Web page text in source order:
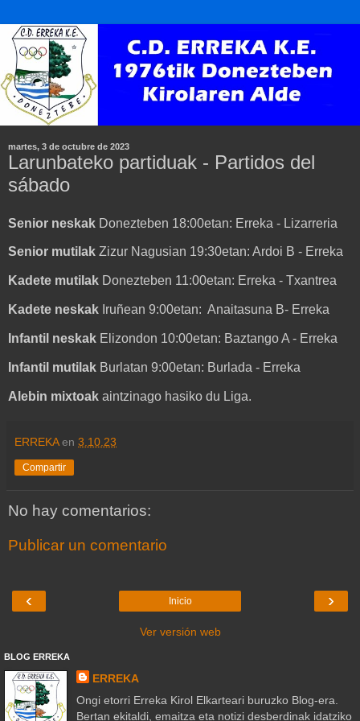
martes, 3 de octubre de 2023
Larunbateko partiduak - Partidos del
sábado
Senior neskak Donezteben 18:00etan: Erreka - Lizarreria
Senior mutilak Zizur Nagusian 19:30etan: Ardoi B - Erreka
Kadete mutilak Donezteben 11:00etan: Erreka - Txantrea
Kadete neskak Iruñean 9:00etan: Anaitasuna B- Erreka
Infantil neskak Elizondon 10:00etan: Baztango A - Erreka
Infantil mutilak Burlatan 9:00etan: Burlada - Erreka
Alebin mixtoak aintzinago hasiko du Liga.
ERREKA en 3.10.23
Compartir
No hay comentarios:
Publicar un comentario
‹ ›
Inicio
Ver versión web
BLOG ERREKA
ERREKA
Ongi etorri Erreka Kirol Elkarteari buruzko Blog-era.
Bertan ekitaldi, emaitza eta notizi desberdinak idatziko